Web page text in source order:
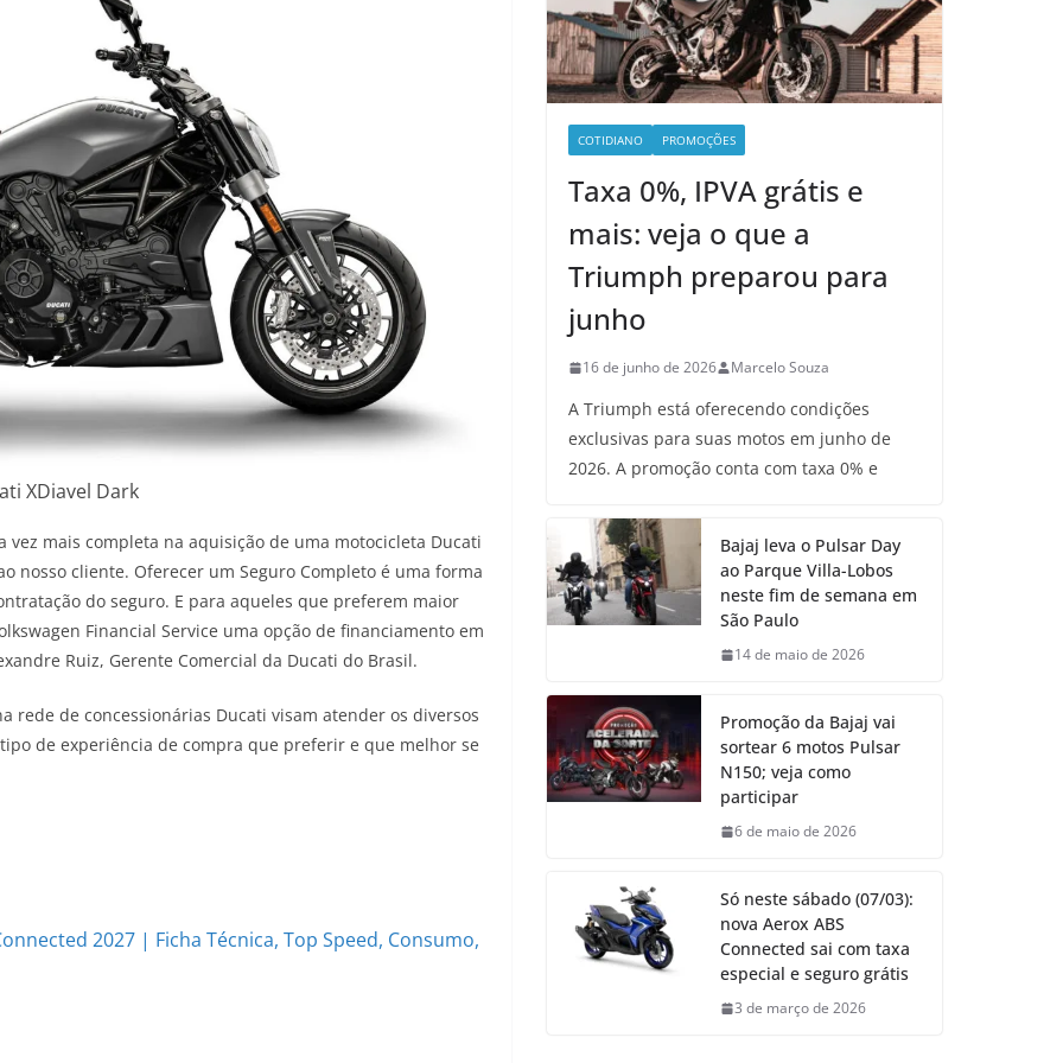
XDiavel Dark
vez mais completa na aquisição de uma motocicleta Ducati
nosso cliente. Oferecer um Seguro Completo é uma forma
do seguro. E para aqueles que preferem maior
Financial Service uma opção de financiamento em
Ruiz, Gerente Comercial da Ducati do Brasil.
rede de concessionárias Ducati visam atender os diversos
de experiência de compra que preferir e que melhor se
2027 | Ficha Técnica, Top Speed, Consumo,
COTIDIANO PROMOÇÕES
Taxa 0%, IPVA grátis e
mais: veja o que a
Triumph preparou para
junho
16 de junho de 2026 Marcelo Souza
A Triumph está oferecendo condições
exclusivas para suas motos em junho de
2026. A promoção conta com taxa 0% e
Bajaj leva o Pulsar Day
ao Parque Villa-Lobos
neste fim de semana em
São Paulo
14 de maio de 2026
Promoção da Bajaj vai
sortear 6 motos Pulsar
N150; veja como
participar
6 de maio de 2026
Só neste sábado (07/03):
nova Aerox ABS
Connected sai com taxa
especial e seguro grátis
3 de março de 2026